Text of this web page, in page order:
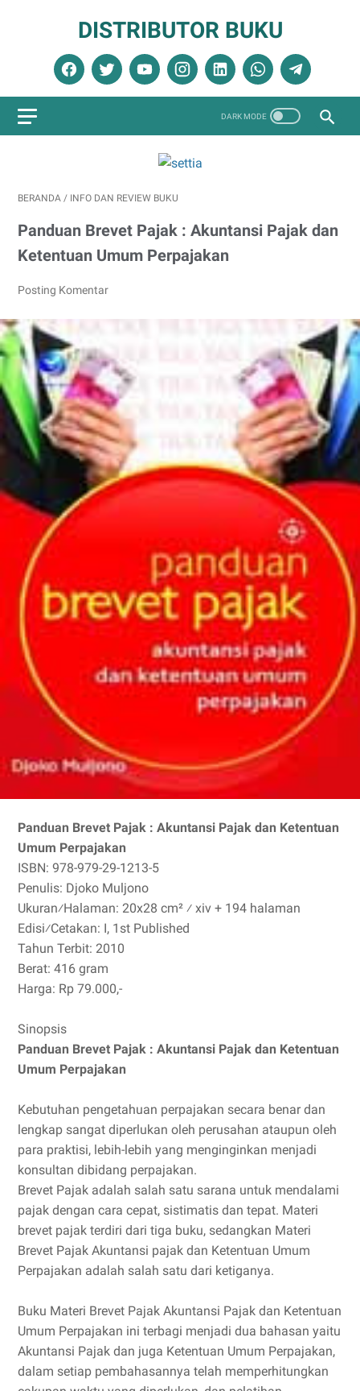
DISTRIBUTOR BUKU
BERANDA / INFO DAN REVIEW BUKU
Panduan Brevet Pajak : Akuntansi Pajak dan
Ketentuan Umum Perpajakan
Posting Komentar
Panduan Brevet Pajak : Akuntansi Pajak dan Ketentuan
Umum Perpajakan
ISBN: 978-979-29-1213-5
Penulis: Djoko Muljono
Ukuran⁄Halaman: 20x28 cm² ⁄ xiv + 194 halaman
Edisi⁄Cetakan: I, 1st Published
Tahun Terbit: 2010
Berat: 416 gram
Harga: Rp 79.000,-
Sinopsis
Panduan Brevet Pajak : Akuntansi Pajak dan Ketentuan
Umum Perpajakan
Kebutuhan pengetahuan perpajakan secara benar dan
lengkap sangat diperlukan oleh perusahan ataupun oleh
para praktisi, lebih-lebih yang menginginkan menjadi
konsultan dibidang perpajakan.
Brevet Pajak adalah salah satu sarana untuk mendalami
pajak dengan cara cepat, sistimatis dan tepat. Materi
brevet pajak terdiri dari tiga buku, sedangkan Materi
Brevet Pajak Akuntansi pajak dan Ketentuan Umum
Perpajakan adalah salah satu dari ketiganya.
Buku Materi Brevet Pajak Akuntansi Pajak dan Ketentuan
Umum Perpajakan ini terbagi menjadi dua bahasan yaitu
Akuntansi Pajak dan juga Ketentuan Umum Perpajakan,
dalam setiap pembahasannya telah memperhitungkan